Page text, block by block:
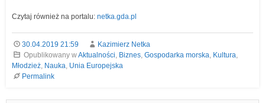
Czytaj również na portalu: netka.gda.pl
30.04.2019 21:59
Kazimierz Netka
Opublikowany wAktualności, Biznes, Gospodarka morska, Kultura,
Młodzież, Nauka, Unia Europejska
Permalink